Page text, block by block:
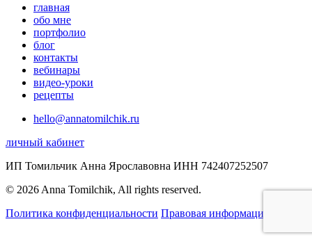
главная
обо мне
портфолио
блог
контакты
вебинары
видео-уроки
рецепты
hello@annatomilchik.ru
личный кабинет
ИП Томильчик Анна Ярославовна ИНН 742407252507
© 2026 Anna Tomilchik, All rights reserved.
Политика конфиденциальности Правовая информация